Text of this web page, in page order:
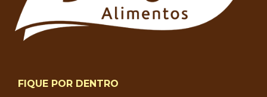
FIQUE POR DENTRO